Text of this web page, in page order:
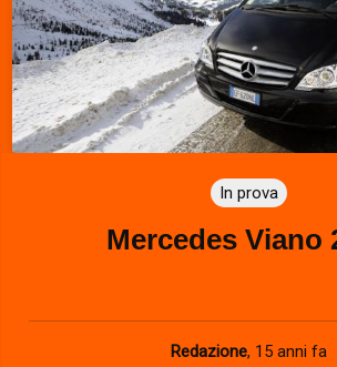
In prova
Mercedes Viano
Redazione, 15 anni fa